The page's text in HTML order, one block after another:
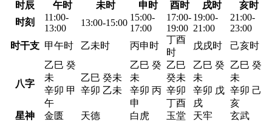
时辰
午时 未时 申时 酉时 戌时
亥时
时刻
11:00-
13:00
13:00-15:00
15:00-
17:00
17:00-
19:00
19:00-
21:00
21:00-
23:00
时干支 甲午时 乙未时 丙申时
丁酉
时
戊戌时 己亥时
八字
乙巳 癸
未
辛卯 甲
午
乙巳 癸未
辛卯 乙未
乙巳 癸
未
辛卯 丙
申
乙巳
癸未
辛卯
丁酉
乙巳 癸
未
辛卯 戊
戌
乙巳 癸
未
辛卯 己
亥
星神
金匮 天德 白虎 玉堂 天牢 玄武